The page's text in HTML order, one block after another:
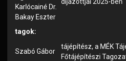
Karlócainé Dr.
Bakay Eszter
tagok:
Szabó Gábor
tájépítész, a MÉK
Főtájépítészi